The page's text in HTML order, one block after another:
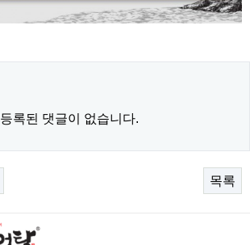
등록된 댓글이 없습니다.
목록